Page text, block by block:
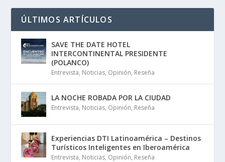
ÚLTIMOS ARTÍCULOS
SAVE THE DATE HOTEL
INTERCONTINENTAL PRESIDENTE
(POLANCO)
Entrevista, Noticias, Opinión, Reseña
LA NOCHE ROBADA POR LA CIUDAD
Entrevista, Noticias, Opinión, Reseña
Experiencias DTI Latinoamérica – Destinos
Turísticos Inteligentes en Iberoamérica
Entrevista, Noticias, Opinión, Reseña